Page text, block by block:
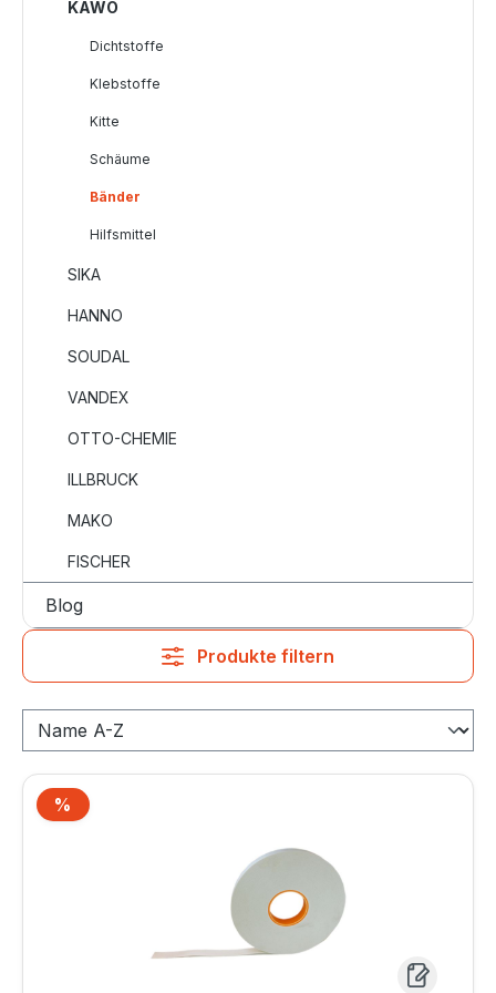
KAWO
Dichtstoffe
Klebstoffe
Kitte
Schäume
Bänder
Hilfsmittel
SIKA
HANNO
SOUDAL
VANDEX
OTTO-CHEMIE
ILLBRUCK
MAKO
FISCHER
Blog
Produkte filtern
Rabatt
%